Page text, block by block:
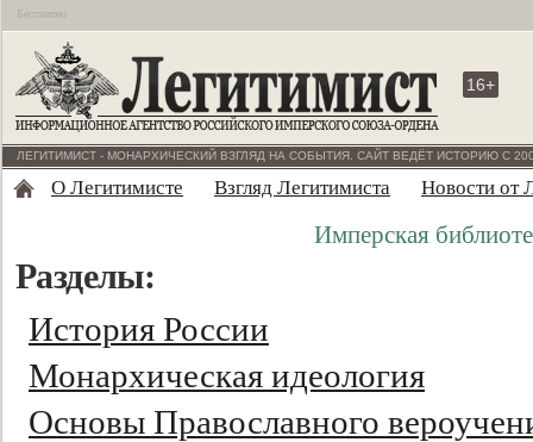
Бесплатно
16+
ЛЕГИТИМИСТ - МОНАРХИЧЕСКИЙ ВЗГЛЯД НА СОБЫТИЯ. САЙТ ВЕДЁТ ИСТОРИЮ С
О Легитимисте Взгляд Легитимиста Новости от
Имперская
Разделы:
История России
Монархическая идеология
Основы Православного